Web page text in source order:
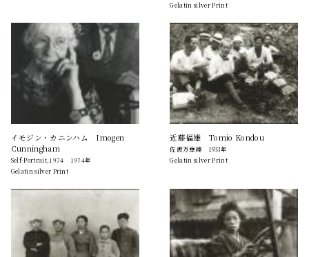
Gelatin silver Print
イモジン・カニンハム Imogen
Cunningham
Self-Portrait,1974 1974年
Gelatin silver Print
近藤福雄 Tomio Kondou
佐渡万華鏡 1933年
Gelatin silver Print